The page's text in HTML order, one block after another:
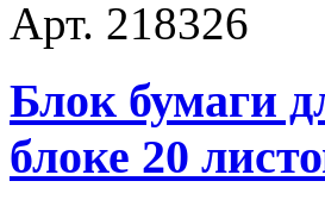
Арт. 218326
Блок бумаги
блоке 20